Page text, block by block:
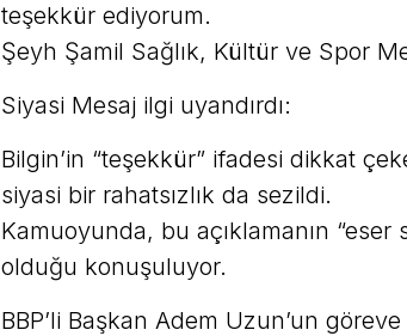
teşekkür ediyorum.
Şeyh Şamil Sağlık, Kültür ve Spor
Siyasi Mesaj ilgi uyandırdı:
Bilgin’in “teşekkür” ifadesi dikkat
siyasi bir rahatsızlık da sezildi.
Kamuoyunda, bu açıklamanın
olduğu konuşuluyor.
BBP’li Başkan Adem Uzun’un